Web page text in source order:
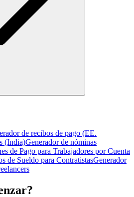
de recibos de pago (EE.
(India)Generador de nóminas
de Pago para Trabajadores por Cuenta
de Sueldo para ContratistasGenerador